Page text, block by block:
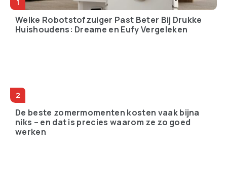
Welke Robotstofzuiger Past Beter Bij Drukke
Huishoudens: Dreame en Eufy Vergeleken
De beste zomermomenten kosten vaak bijna
niks – en dat is precies waarom ze zo goed
werken